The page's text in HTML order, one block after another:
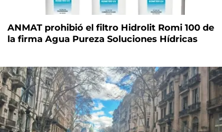
ANMAT prohibió el filtro Hidrolit Romi 100 de
la firma Agua Pureza Soluciones Hídricas